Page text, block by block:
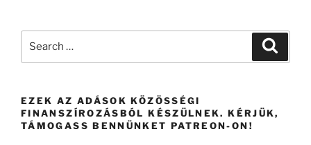
EZEK AZ ADÁSOK KÖZÖSSÉGI
FINANSZÍROZÁSBÓL KÉSZÜLNEK. KÉRJÜK,
TÁMOGASS BENNÜNKET PATREON-ON!